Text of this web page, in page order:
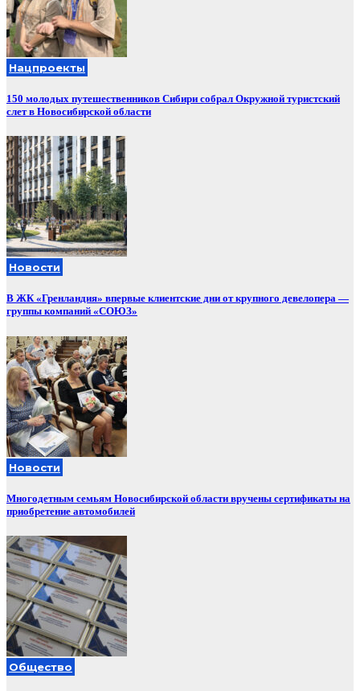
Нацпроекты
150 молодых путешественников Сибири собрал Окружной туристский
слет в Новосибирской области
Новости
В ЖК «Гренландия» впервые клиентские дни от крупного девелопера —
группы компаний «СОЮЗ»
Новости
Многодетным семьям Новосибирской области вручены сертификаты на
приобретение автомобилей
Общество